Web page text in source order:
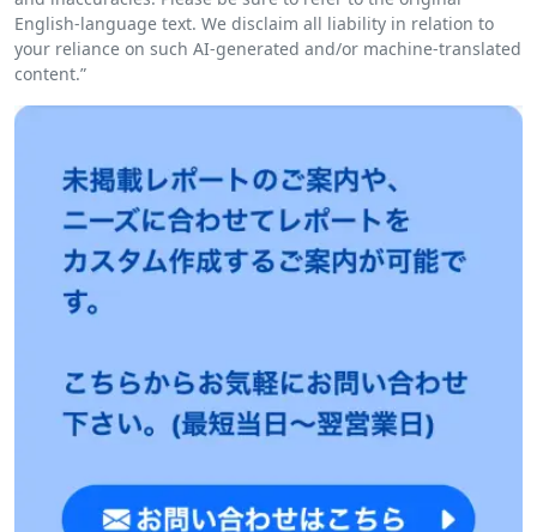
English-language text. We disclaim all liability in relation to
your reliance on such AI-generated and/or machine-translated
content.”